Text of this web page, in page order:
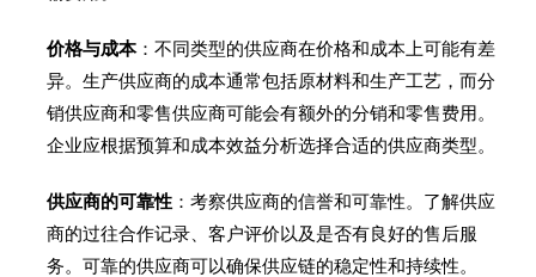
价格与成本：不同类型的供应商在价格和成本上可能有差
异。生产供应商的成本通常包括原材料和生产工艺，而分
销供应商和零售供应商可能会有额外的分销和零售费用。
企业应根据预算和成本效益分析选择合适的供应商类型。
供应商的可靠性 ：考察供应商的信誉和可靠性。了解供应
商的过往合作记录、客户评价以及是否有良好的售后服
务。可靠的供应商可以确保供应链的稳定性和持续性。